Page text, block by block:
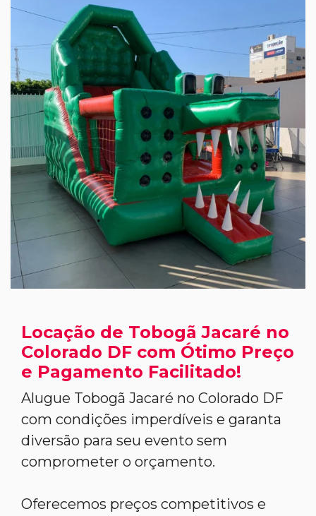
Locação de Tobogã Jacaré no
Colorado DF com Ótimo Preço
e Pagamento Facilitado!
Alugue Tobogã Jacaré no Colorado DF
com condições imperdíveis e garanta
diversão para seu evento sem
comprometer o orçamento.
Oferecemos preços competitivos e